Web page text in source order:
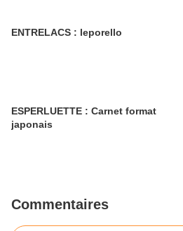
ENTRELACS : leporello
ESPERLUETTE : Carnet format
japonais
Commentaires